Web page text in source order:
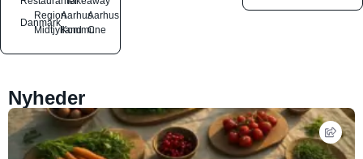
Danmark
Region
Midtjylland
Aarhus
Kommune
Aarhus
C
Nyheder